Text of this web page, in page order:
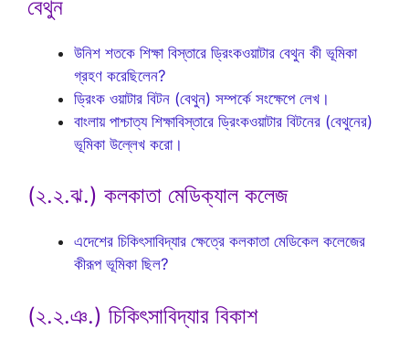
বেথুন
উনিশ শতকে শিক্ষা বিস্তারে ড্রিংকওয়াটার বেথুন কী ভূমিকা
গ্রহণ করেছিলেন?
ড্রিংক ওয়াটার বিটন (বেথুন) সম্পর্কে সংক্ষেপে লেখ।
বাংলায় পাশ্চাত্য শিক্ষাবিস্তারে ড্রিংকওয়াটার বিটনের (বেথুনের)
ভূমিকা উল্লেখ করো।
(২.২.ঝ.) কলকাতা মেডিক্যাল কলেজ
এদেশের চিকিৎসাবিদ্যার ক্ষেত্রে কলকাতা মেডিকেল কলেজের
কীরূপ ভূমিকা ছিল?
(২.২.ঞ.) চিকিৎসাবিদ্যার বিকাশ